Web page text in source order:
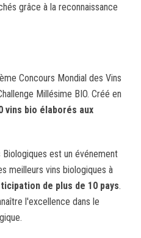
grâce à la reconnaissance
Concours Mondial des Vins
Millésime BIO. Créé en
vins bio élaborés aux
est un événement
meilleurs vins biologiques à
de plus de 10 pays.
l'excellence dans le